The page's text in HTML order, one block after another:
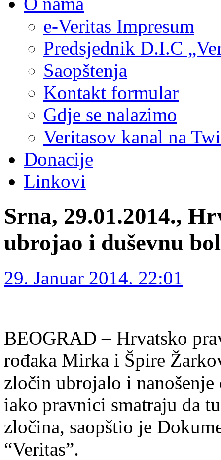
e-Veritas Impresum
Predsjednik D.I.C
Saopštenja
Kontakt formular
Gdje se nalazimo
Veritasov kanal na
Donacije
Linkovi
Srna, 29.01.2014.,
ubrojao i duševnu bol
29. Januar 2014. 22:01
BEOGRAD – Hrvatsko
rođaka Mirka i Špire
zločin ubrojalo i
iako pravnici smatraju da
zločina, saopštio je
“Veritas”.